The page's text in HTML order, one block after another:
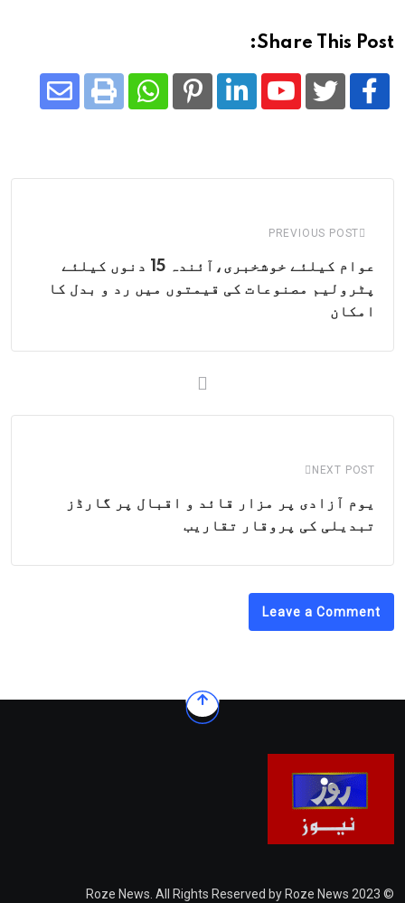
Share This Post:
Youtube
LinkedIn
Pinterest
Whatsapp
Print
PREVIOUS POST
عوام کیلئے خوشخبری،آئندہ 15 دنوں کیلئے
پٹرولیم مصنوعات کی قیمتوں میں رد و بدل کا
امکان
NEXT POST
یوم آزادی پر مزار قائد و اقبال پر گارڈز
تبدیلی کی پروقار تقاریب
Leave a Comment
© 2023 Roze News. All Rights Reserved by Roze News